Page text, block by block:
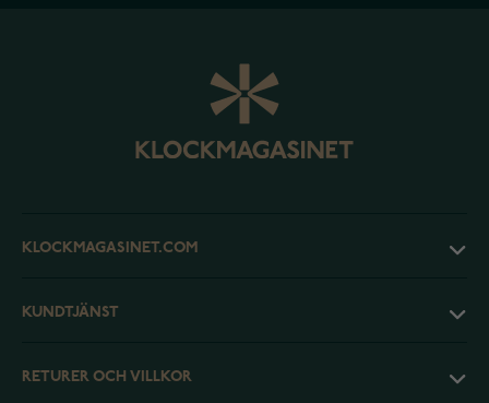
KLOCKMAGASINET.COM
KUNDTJÄNST
RETURER OCH VILLKOR